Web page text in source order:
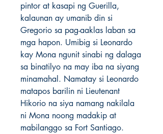
pintor at kasapi ng Guerilla,
kalaunan ay umanib din si
Gregorio sa pag-aaklas laban sa
mga hapon. Umibig si Leonardo
kay Mona ngunit sinabi ng dalaga
sa binatilyo na may iba na siyang
minamahal. Namatay si Leonardo
matapos barilin ni Lieutenant
Hikorio na siya namang nakilala
ni Mona noong madakip at
mabilanggo sa Fort Santiago.